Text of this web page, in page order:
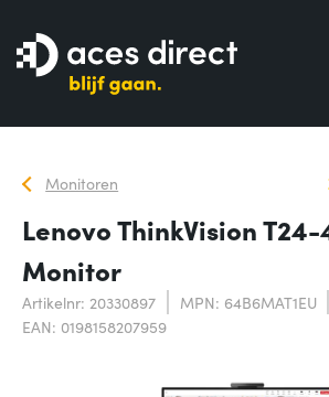
Monitoren
Lenovo ThinkVision
Monitor
Artikelnr: 20330897
MPN: 64B6MAT1EU
EAN: 0198158207959